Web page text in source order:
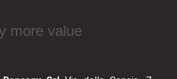
more value